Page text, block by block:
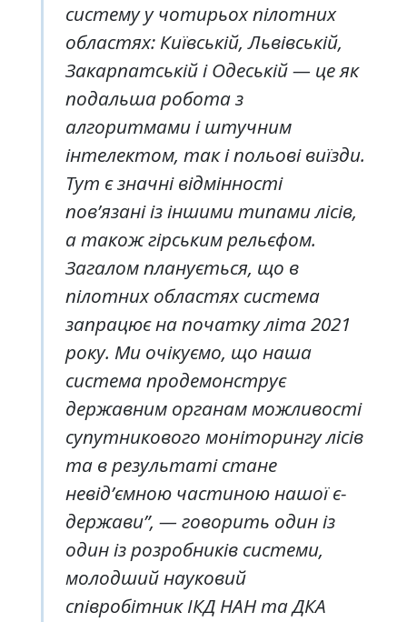
систему у чотирьох пілотних
областях: Київській, Львівській,
Закарпатській і Одеській — це як
подальша робота з
алгоритмами і штучним
інтелектом, так і польові виїзди.
Тут є значні відмінності
пов’язані із іншими типами лісів,
а також гірським рельєфом.
Загалом планується, що в
пілотних областях система
запрацює на початку літа 2021
року. Ми очікуємо, що наша
система продемонструє
державним органам можливості
супутникового моніторингу лісів
та в результаті стане
невід’ємною частиною нашої є-
держави”, — говорить один із
один із розробників системи,
молодший науковий
співробітник ІКД НАН та ДКА